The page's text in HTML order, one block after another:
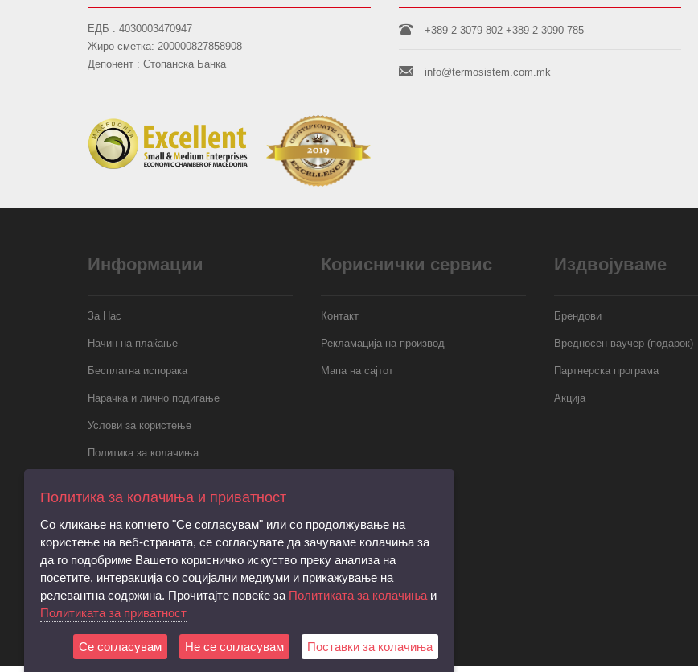
ЕДБ : 4030003470947
Жиро сметка: 200000827858908
Депонент : Стопанска Банка
+389 2 3079 802 +389 2 3090 785
info@termosistem.com.mk
Информации
За Нас
Начин на плаќање
Бесплатна испорака
Нарачка и лично подигање
Услови за користење
Политика за колачиња
Правила за електронски пораки,
регистрација и права на субјектот
Барање за запирање на обработката на
личните податоци
Услови и согласност за директен
маркетинг
Кориснички сервис
Контакт
Рекламација на производ
Мапа на сајтот
Издвојуваме
Брендови
Вредносен ваучер (подарок)
Партнерска програма
Акција
Политика за колачиња и приватност
Со кликање на копчето "Се согласувам" или со продолжување на
користење на веб-страната, се согласувате да зачуваме колачиња за
да го подобриме Вашето корисничко искуство преку анализа на
посетите, интеракција со социјални медиуми и прикажување на
релевантна содржина. Прочитајте повеќе за Политиката за колачиња и
Политиката за приватност
Се согласувам Не се согласувам Поставки за колачиња